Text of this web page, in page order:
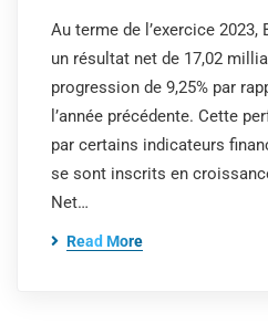
Au terme de l’exercice 2023,
un résultat net de 17,02
progression de 9,25% par
l’année précédente. Cette
par certains indicateurs
se sont inscrits en
Net…
Read More